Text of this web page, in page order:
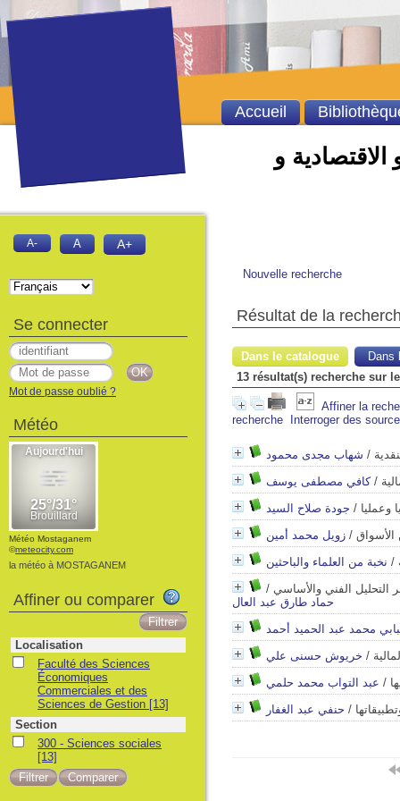
الاقتصادية و
Nouvelle recherche
Résultat de la
Dans le catalogue Dans
Affiner la
recherche
Interroger des
/ شهاب مجدى محمود
/كافي مصطفى يوسف
وعمليا / جودة صلاح السيد
الأسواق / زويل محمد أمين
/ نخبة من العلماء والباحثين
التحليل الفني والأساسي /
حماد طارق عبد العال
محمد عبد الحميد أحمد
/ خريوش حسنى علي
/ عبد التواب محمد حلمي
/ حنفي عبد الغفار
Accueil
A- A A+
Se connecter
Mot de passe oublié ?
Météo
Météo Mostaganem
©meteocity.com
la météo à MOSTAGANEM
Affiner ou comparer
Localisation
Faculté des Sciences
Économiques
Commerciales et des
Sciences de Gestion [13]
Section
300 - Sciences sociales
[13]